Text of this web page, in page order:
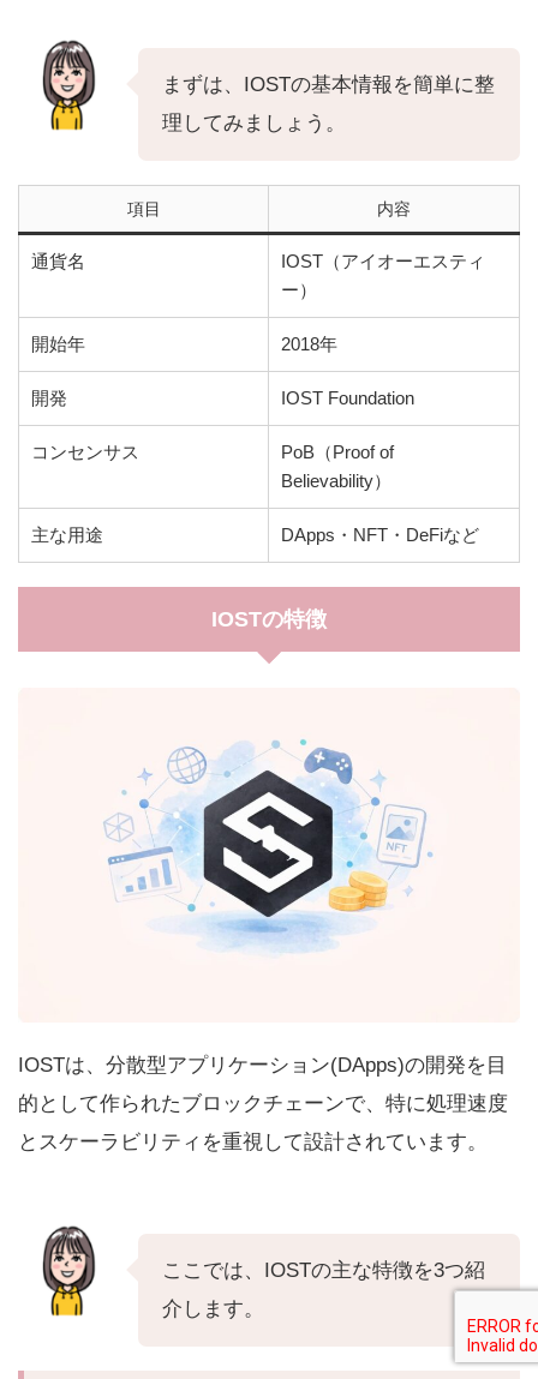
まずは、IOSTの基本情報を簡単に整
理してみましょう。
項目 内容
通貨名
IOST（アイオーエスティ
ー）
開始年 2018年
開発 IOST Foundation
コンセンサス
PoB（Proof of
Believability）
主な用途 DApps・NFT・DeFiなど
IOSTの特徴
IOSTは、分散型アプリケーション(DApps)の開発を目
的として作られたブロックチェーンで、特に処理速度
とスケーラビリティを重視して設計されています。
ここでは、IOSTの主な特徴を3つ紹
介します。